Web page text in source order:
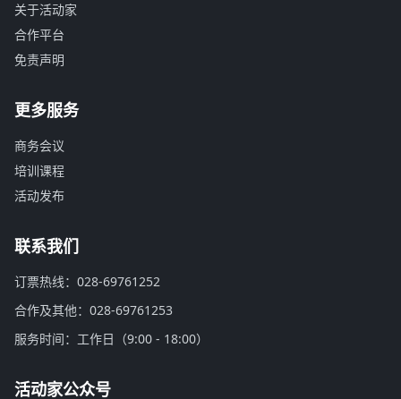
关于活动家
合作平台
免责声明
更多服务
商务会议
培训课程
活动发布
联系我们
订票热线：028-69761252
合作及其他：028-69761253
服务时间：工作日（9:00 - 18:00）
活动家公众号